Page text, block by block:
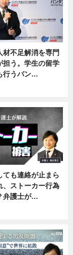
材不足解消を専門
担う。学生の留学
行うバン…
ても連絡が止まら
ストーカー行為
弁護士が…